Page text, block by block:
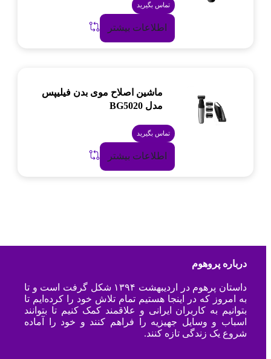
تماس بگیرید
اطلاعات بیشتر
ماشین اصلاح موی بدن فیلیپس
مدل BG5020
تماس بگیرید
اطلاعات بیشتر
درباره پروهوم
داستان پرهوم در اردیبهشت ۱۳۹۴ شکل گرفت است و تا
به امروز که در اینجا هستیم تمام تلاش خود را کرده‌ایم تا
بتوانیم به کاربران ایرانی و علاقمند کمک کنیم تا بتوانند
اسباب و وسایل جهیزیه را فراهم کنند و خود را آماده
شروع یک زندگی تازه کنند.